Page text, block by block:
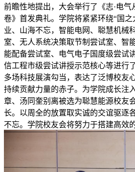
前瞻性地提出，大会举行了《志·电
卷》首发典礼。学院将紧紧环绕“国之
业、山海不忘，智能电网、聪慧机械
室、无人系统决策取节制尝试室、智
能配备尝试室、电气电子国度级尝试
信工程市级尝试讲授示范核心等进行
多场科技展演勾当，表达了泛博校友
持续贡献力量的赤子。为学院成长注
章、汤同奎别离被选为聪慧能源校友
长。以周全的放置取实诚的交谊驱逐
不忘。学院校友会将努力于搭建高效